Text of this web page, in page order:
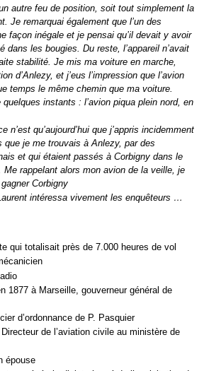
autre feu de position, soit tout simplement la
Je remarquai également que l’un des
façon inégale et je pensai qu’il devait y avoir
dans les bougies. Du reste, l’appareil n’avait
stabilité. Je mis ma voiture en marche,
d’Anlezy, et j’eus l’impression que l’avion
temps le même chemin que ma voiture.
instants : l’avion piqua plein nord, en
n’est qu’aujourd’hui que j’appris incidemment
que je me trouvais à Anlezy, par des
et qui étaient passés à Corbigny dans le
Me rappelant alors mon avion de la veille, je
Corbigny
intéressa vivement les enquêteurs …
qui totalisait près de 7.000 heures de vol
1877 à Marseille, gouverneur général de
d’ordonnance de P. Pasquier
de l’aviation civile au ministère de
épouse